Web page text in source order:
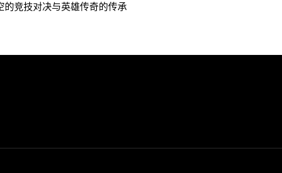
的竞技对决与英雄传奇的传承